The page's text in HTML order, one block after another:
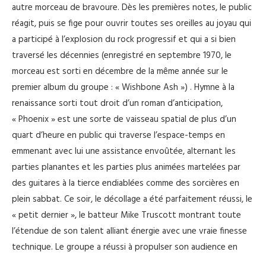
autre morceau de bravoure. Dès les premières notes, le public
réagit, puis se fige pour ouvrir toutes ses oreilles au joyau qui
a participé à l’explosion du rock progressif et qui a si bien
traversé les décennies (enregistré en septembre 1970, le
morceau est sorti en décembre de la même année sur le
premier album du groupe : « Wishbone Ash ») . Hymne à la
renaissance sorti tout droit d’un roman d’anticipation,
« Phoenix » est une sorte de vaisseau spatial de plus d’un
quart d’heure en public qui traverse l’espace-temps en
emmenant avec lui une assistance envoûtée, alternant les
parties planantes et les parties plus animées martelées par
des guitares à la tierce endiablées comme des sorcières en
plein sabbat. Ce soir, le décollage a été parfaitement réussi, le
« petit dernier », le batteur Mike Truscott montrant toute
l’étendue de son talent alliant énergie avec une vraie finesse
technique. Le groupe a réussi à propulser son audience en